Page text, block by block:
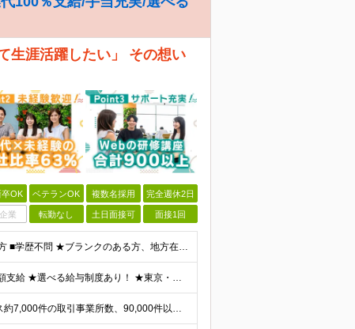
生涯活躍したい」 その想い
卒OK ベテランOK 複数名採用 完全週休2日
業 転勤なし 土日面接可 面接1回
■何らかの開発経験もしくは開発補助の経験をお持ちの方 ■学歴不問 ★ブランクのある方、地方在住の方も大歓迎です！
★通勤＆就業＆地域/住宅＆役職手当あり ★残業代は全額支給 ★選べる給与制度あり！ ★東京・神奈川・千葉・埼玉勤務の場合 月給23.5万円～55万円＋諸手当 （残業代は全額支給） (20,000円の
★リモート実績あり★ ご希望を伺い、業界トップクラス約7,000件の取引事業所数、90,000件以上のプロジェクトから検討をいたします。 全国の取引先での就業となります（沖縄を除く） ※勤務地